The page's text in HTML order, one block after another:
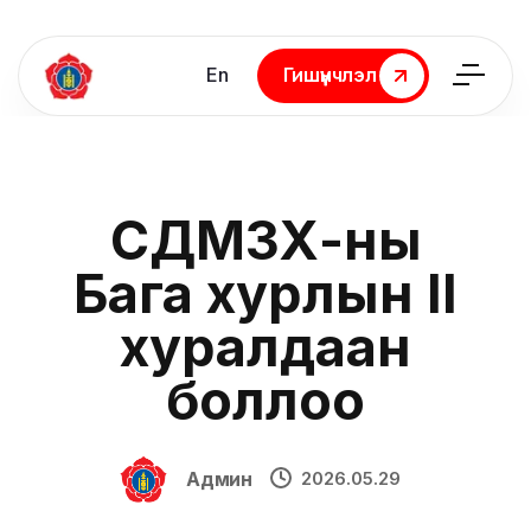
En
Гишүүнчлэл
Гишүүнчлэл
СДМЗХ-ны
Бага хурлын II
хуралдаан
боллоо
Админ 2026.05.29